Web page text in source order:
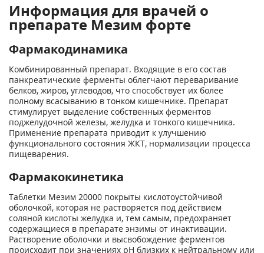
Информация для врачей о
препарате Мезим форте
Фармакодинамика
Комбинированный препарат. Входящие в его состав
панкреатические ферменты облегчают переваривание
белков, жиров, углеводов, что способствует их более
полному всасыванию в тонком кишечнике. Препарат
стимулирует выделение собственных ферментов
поджелудочной железы, желудка и тонкого кишечника.
Применение препарата приводит к улучшению
функционального состояния ЖКТ, нормализации процесса
пищеварения.
Фармакокинетика
Таблетки Мезим 20000 покрыты кислотоустойчивой
оболочкой, которая не растворяется под действием
соляной кислоты желудка и, тем самым, предохраняет
содержащиеся в препарате энзимы от инактивации.
Растворение оболочки и высвобождение ферментов
происходит при значениях рН близких к нейтральному или